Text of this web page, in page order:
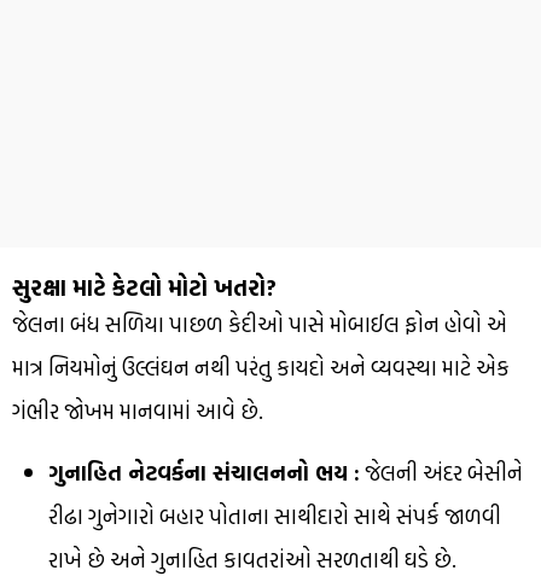
સુરક્ષા માટે કેટલો મોટો ખતરો?
જેલના બંધ સળિયા પાછળ કેદીઓ પાસે મોબાઈલ ફોન હોવો એ
માત્ર નિયમોનું ઉલ્લંઘન નથી પરંતુ કાયદો અને વ્યવસ્થા માટે એક
ગંભીર જોખમ માનવામાં આવે છે.
ગુનાહિત નેટવર્કના સંચાલનનો ભય :જેલની અંદર બેસીને
રીઢા ગુનેગારો બહાર પોતાના સાથીદારો સાથે સંપર્ક જાળવી
રાખે છે અને ગુનાહિત કાવતરાંઓ સરળતાથી ઘડે છે.